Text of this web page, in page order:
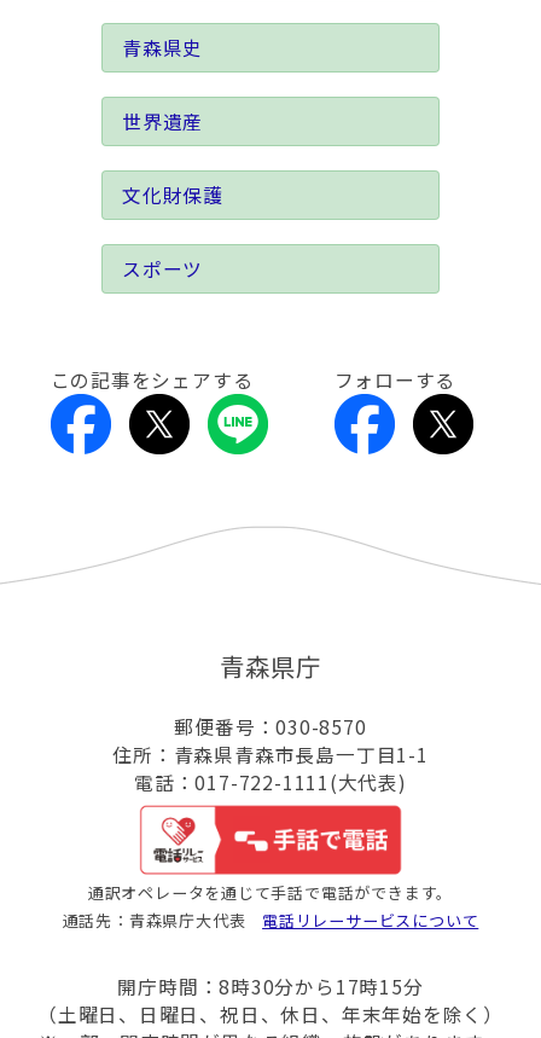
青森県史
世界遺産
文化財保護
スポーツ
この記事をシェアする フォローする
青森県庁
郵便番号：030-8570
住所：青森県青森市長島一丁目1-1
電話：017-722-1111(大代表)
通訳オペレータを通じて手話で電話ができます。
通話先：青森県庁大代表 電話リレーサービスについて
開庁時間：8時30分から17時15分
（土曜日、日曜日、祝日、休日、年末年始を除く）